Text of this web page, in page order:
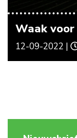
Waak
12-09-2022 |